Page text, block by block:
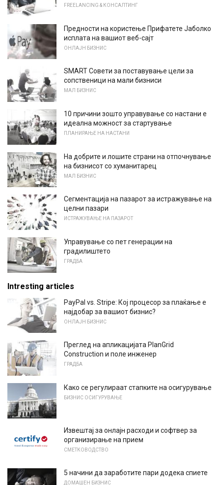
FREELANCING & КОНСАЛТИНГ
Предности на користење Прифатете Јаболко
исплата на вашиот веб-сајт
ОНЛАЈН БИЗНИС
SMART Совети за поставување цели за
сопственици на мали бизниси
МАЛ БИЗНИС
10 причини зошто управување со настани е
идеална можност за стартување
ПЛАНИРАЊЕ НА НАСТАНИ
На добрите и лошите страни на отпочнување
на бизнисот со хуманитарец
МАЛ БИЗНИС
Сегментација на пазарот за истражување на
целни пазари
ИСТРАЖУВАЊЕ НА ПАЗАРОТ
Управување со пет генерации на
градилиштето
ГРАДБА
Intresting articles
PayPal vs. Stripe: Кој процесор за плаќање е
најдобар за вашиот бизнис?
ОНЛАЈН БИЗНИС
Преглед на апликацијата PlanGrid
Construction и поле инженер
ГРАДБА
Како се регулираат стапките на осигурување
БИЗНИС ОСИГУРУВАЊЕ
Извештај за онлајн расходи и софтвер за
организирање на прием
СМЕТКОВОДСТВО
5 начини да заработите пари додека спиете
ДОМАШЕН БИЗНИС